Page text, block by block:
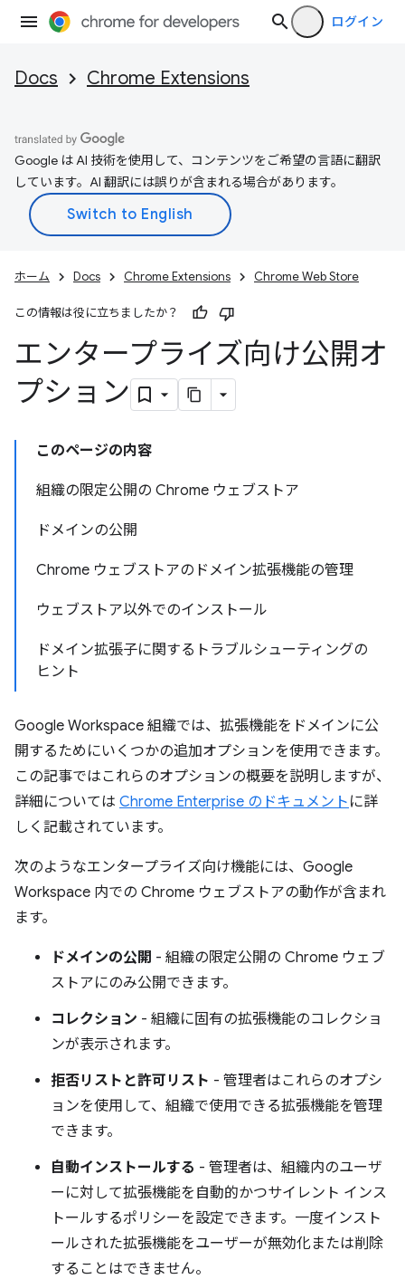
ログイン
Docs Chrome Extensions
Google は AI 技術を使用して、コンテンツをご希望の言語に翻訳
しています。AI 翻訳には誤りが含まれる場合があります。
ホーム Docs Chrome Extensions Chrome Web Store
この情報は役に立ちましたか？
エンタープライズ向け公開オ
プション
このページの内容
組織の限定公開の Chrome ウェブストア
ドメインの公開
Chrome ウェブストアのドメイン拡張機能の管理
ウェブストア以外でのインストール
ドメイン拡張子に関するトラブルシューティングの
ヒント
Google Workspace 組織では、拡張機能をドメインに公
開するためにいくつかの追加オプションを使用できます。
この記事ではこれらのオプションの概要を説明しますが、
詳細については Chrome Enterprise のドキュメント に詳
しく記載されています。
次のようなエンタープライズ向け機能には、Google
Workspace 内での Chrome ウェブストアの動作が含まれ
ます。
ドメインの公開 - 組織の限定公開の Chrome ウェブ
ストアにのみ公開できます。
コレクション - 組織に固有の拡張機能のコレクショ
ンが表示されます。
拒否リストと許可リスト - 管理者はこれらのオプシ
ョンを使用して、組織で使用できる拡張機能を管理
できます。
自動インストールする - 管理者は、組織内のユーザ
ーに対して拡張機能を自動的かつサイレント インス
トールするポリシーを設定できます。一度インスト
ールされた拡張機能をユーザーが無効化または削除
することはできません。